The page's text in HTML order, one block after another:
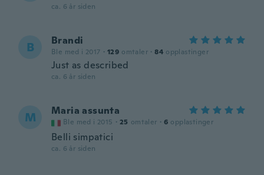
ca. 6 år siden
B Brandi
Ble med i 2017 · 129 omtaler · 84 opplastinger
Just as described
ca. 6 år siden
M Maria assunta
Ble med i 2015 · 25 omtaler · 6 opplastinger
Belli simpatici
ca. 6 år siden